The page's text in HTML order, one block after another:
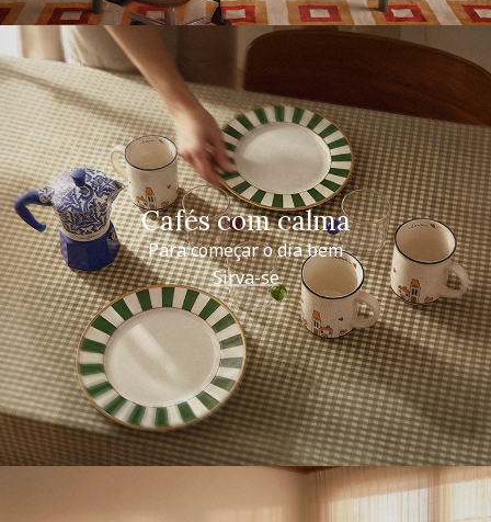
Cafés com calma
Para começar o dia bem
Sirva-se